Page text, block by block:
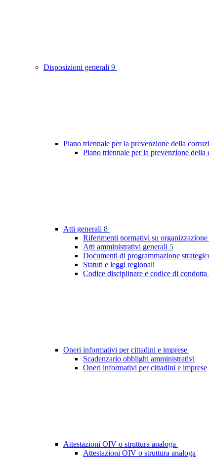
Disposizioni generali 9
Piano triennale per la prevenzione della
Piano triennale per la prevenzione
Atti generali 8
Riferimenti normativi su organizzazione
Atti amministrativi generali 5
Documenti di programmazione
Statuti e leggi regionali
Codice disciplinare e codice di condotta
Oneri informativi per cittadini e imprese
Scadenzario obblighi amministrativi
Oneri informativi per cittadini e imprese
Attestazioni OIV o struttura analoga
Attestazioni OIV o struttura analoga